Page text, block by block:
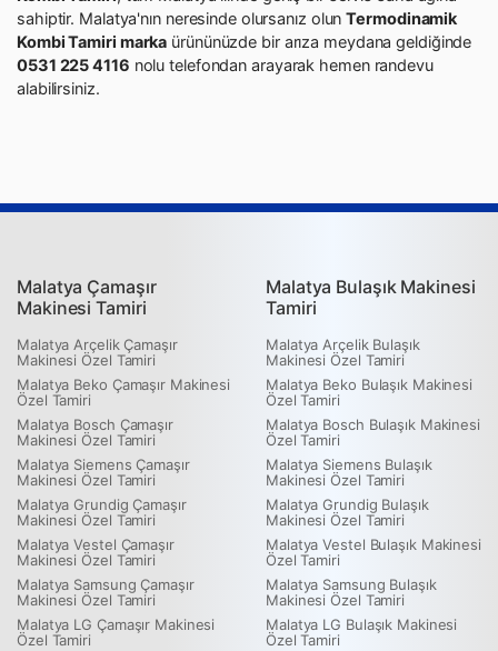
sahiptir. Malatya'nın neresinde olursanız olunTermodinamik
Kombi Tamiri marka ürününüzde bir arıza meydana geldiğinde
0531 225 4116 nolu telefondan arayarak hemen randevu
alabilirsiniz.
Malatya Çamaşır
Makinesi Tamiri
Malatya Arçelik Çamaşır
Makinesi Özel Tamiri
Malatya Beko Çamaşır Makinesi
Özel Tamiri
Malatya Bosch Çamaşır
Makinesi Özel Tamiri
Malatya Siemens Çamaşır
Makinesi Özel Tamiri
Malatya Grundig Çamaşır
Makinesi Özel Tamiri
Malatya Vestel Çamaşır
Makinesi Özel Tamiri
Malatya Samsung Çamaşır
Makinesi Özel Tamiri
Malatya LG Çamaşır Makinesi
Özel Tamiri
Malatya Bulaşık Makinesi
Tamiri
Malatya Arçelik Bulaşık
Makinesi Özel Tamiri
Malatya Beko Bulaşık Makinesi
Özel Tamiri
Malatya Bosch Bulaşık Makinesi
Özel Tamiri
Malatya Siemens Bulaşık
Makinesi Özel Tamiri
Malatya Grundig Bulaşık
Makinesi Özel Tamiri
Malatya Vestel Bulaşık Makinesi
Özel Tamiri
Malatya Samsung Bulaşık
Makinesi Özel Tamiri
Malatya LG Bulaşık Makinesi
Özel Tamiri